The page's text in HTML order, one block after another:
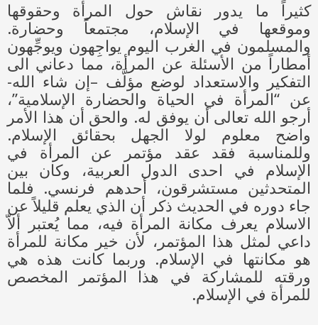
كثيراً ما يدور نقاش حول المرأة وحقوقها
وموقعها في الإسلام، مجتمعاً وحضارة.
والمسلمون في الغرب اليوم يواجِهون ويوجِّهون
أمطاراً من الأسئلة عن المرأة، مما دعاني الى
التفكير والاستعداد لوضع مؤلَّف –إن شاء الله-
عن “المرأة في الحياة والحضارة الإسلامية”،
أرجو الله تعالى أن يوفق له. والحق أن هذا الأمر
واضح معلوم لولا الجهل بحقائق الإسلام.
وللمناسبة فقد عقد مؤتمر عن المرأة في
الإسلام في احدى الدول العربية، وكان بين
المتحدثين مستشرقون، أحدهم فرنسي. فلما
جاء دوره في الحديث ذكر أن الذي يعلم قليلاً عن
الاسلام يعرف مكانة المرأة فيه، مما يُعتبر ألاّ
داعي لمثل هذا المؤتمر، لأن خير مكانة للمرأة
هو مكانتها في الإسلام. وربما كانت هذه هي
ورقته للمشاركة في هذا المؤتمر المخصص
للمرأة في الإسلام.